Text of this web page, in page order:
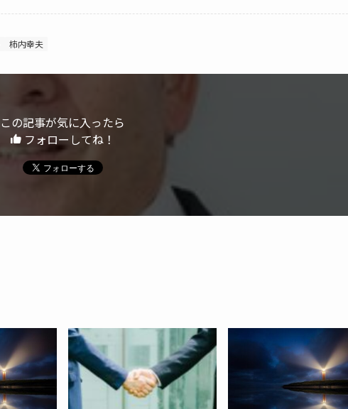
柿内幸夫
この記事が気に入ったら
フォローしてね！